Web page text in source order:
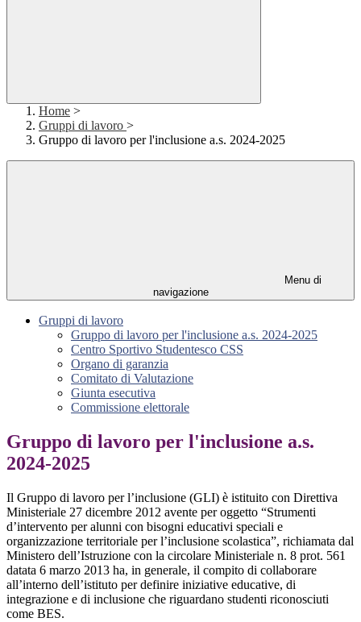
Home >
Gruppi di lavoro >
Gruppo di lavoro per l'inclusione a.s. 2024-2025
Menu di
navigazione
Gruppi di lavoro
Gruppo di lavoro per l'inclusione a.s. 2024-2025
Centro Sportivo Studentesco CSS
Organo di garanzia
Comitato di Valutazione
Giunta esecutiva
Commissione elettorale
Gruppo di lavoro per l'inclusione a.s.
2024-2025
Il Gruppo di lavoro per l’inclusione (GLI) è istituito con Direttiva
Ministeriale 27 dicembre 2012 avente per oggetto “Strumenti
d’intervento per alunni con bisogni educativi speciali e
organizzazione territoriale per l’inclusione scolastica”, richiamata dal
Ministero dell’Istruzione con la circolare Ministeriale n. 8 prot. 561
datata 6 marzo 2013 ha, in generale, il compito di collaborare
all’interno dell’istituto per definire iniziative educative, di
integrazione e di inclusione che riguardano studenti riconosciuti
come BES.